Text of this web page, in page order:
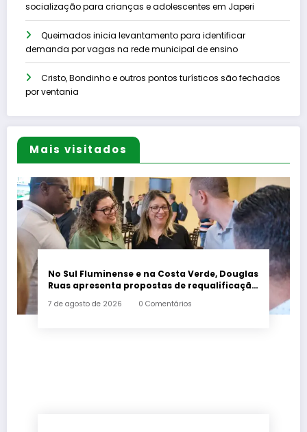
socialização para crianças e adolescentes em Japeri
Queimados inicia levantamento para identificar
demanda por vagas na rede municipal de ensino
Cristo, Bondinho e outros pontos turísticos são fechados
por ventania
Mais visitados
No Sul Fluminense e na Costa Verde, Douglas
Ruas apresenta propostas de requalificação
7 de agosto de 2026 0 Comentários